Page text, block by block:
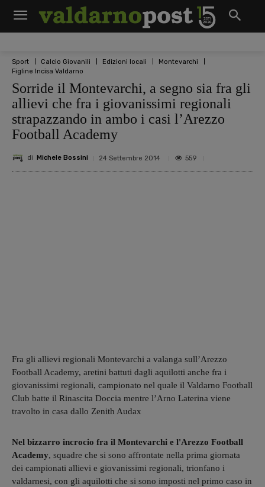
Sport Calcio Giovanili Edizioni locali
Montevarchi
Figline Incisa Valdarno
Sorride il Montevarchi, a segno sia fra gli
allievi che fra i giovanissimi regionali
strapazzando in ambo i casi l’Arezzo
Football Academy
di Michele Bossini 24 Settembre 2014 559
Fra gli allievi regionali Montevarchi a valanga sull’Arezzo
Football Academy, aretini battuti dagli aquilotti anche fra i
giovanissimi regionali, campionato nel quale il Valdarno Football
Club batte il Rinascita Doccia mentre l’Arno Laterina viene
travolto in casa dallo Zenith Audax
Nel bizzarro incrocio fra il Montevarchi e l'Arezzo Football
Academy, squadre che si sono affrontate nella prima giornata
dei campionati allievi e giovanissimi regionali, trionfano i
valdarnesi, con gli aquilotti che si sono imposti nel primo caso in